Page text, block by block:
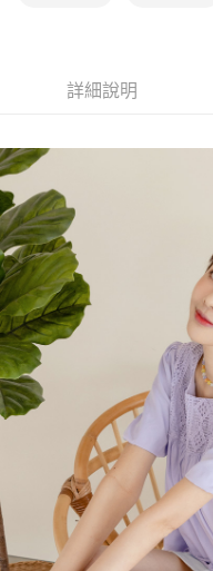
詳細說明